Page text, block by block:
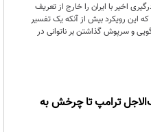
اخیر با ایران را خارج از تعریف
این رویکرد بیش از آنکه یک تفسیر
و سرپوش گذاشتن بر ناتوانی در
ترامپ تا چرخش به